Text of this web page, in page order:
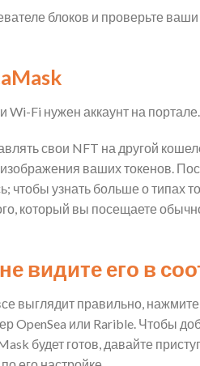
блоков и проверьте
Wi-Fi нужен аккаунт на портале.
свои NFT на другой
ваших токенов.
узнать больше о типах
который вы посещаете
видите его в
выглядит правильно,
OpenSea или Rarible. Чтобы
будет готов, давайте